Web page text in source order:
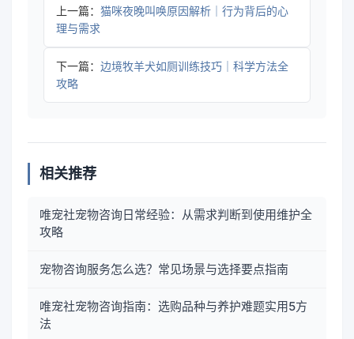
上一篇： 猫咪夜晚叫唤原因解析｜行为背后的心
理与需求
下一篇： 边境牧羊犬如厕训练技巧｜科学方法全
攻略
相关推荐
唯宠社宠物咨询日常经验：从需求判断到使用维护全
攻略
宠物咨询服务怎么选？常见场景与选择要点指南
唯宠社宠物咨询指南：选购品种与养护难题实用5方
法